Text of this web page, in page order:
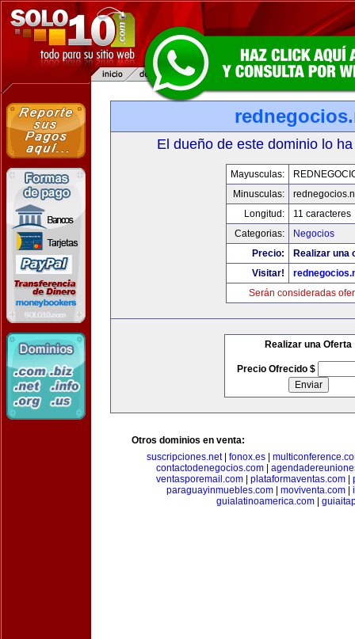
El dueño de este dominio lo
Mayusculas:
Minusculas:
Longitud:
11 caracteres
Categorias:
Negocios
Precio:
Realizar una
Visitar!
Serán consideradas
Realizar una Oferta
Precio Ofrecido $
Otros dominios en venta:
suscripciones.net| fonox.es
contactodenegocios.com|
ventasporemail.com| plataformaventas.com|
paraguayinmuebles.com| moviventa.com|
guialatinoamerica.com|